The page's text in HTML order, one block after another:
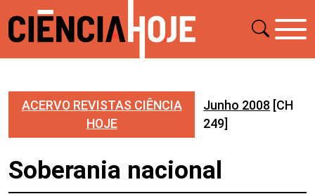
ACERVO REVISTAS CIÊNCIA
HOJE
Junho 2008 [CH
249]
Soberania nacional